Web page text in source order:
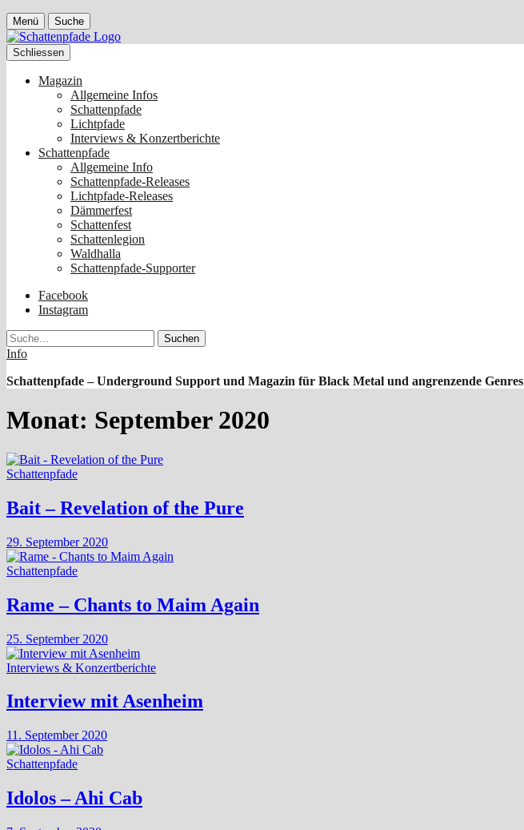
Menü Suche
Schliessen
Magazin
Allgemeine Infos
Schattenpfade
Lichtpfade
Interviews & Konzertberichte
Schattenpfade
Allgemeine Info
Schattenpfade-Releases
Lichtpfade-Releases
Dämmerfest
Schattenfest
Schattenlegion
Waldhalla
Schattenpfade-Supporter
Facebook
Instagram
Suche
Info
Schattenpfade – Underground Support und Magazin für Black Metal und angrenzende Genres
Monat: September 2020
Schattenpfade
Bait – Revelation of the Pure
29. September 2020
Schattenpfade
Rame – Chants to Maim Again
25. September 2020
Interviews & Konzertberichte
Interview mit Asenheim
11. September 2020
Schattenpfade
Idolos – Ahi Cab